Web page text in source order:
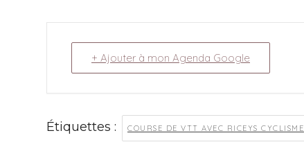
+ Ajouter à mon Agenda Google
Étiquettes : COURSE DE VTT AVEC RICEYS CYCLISME